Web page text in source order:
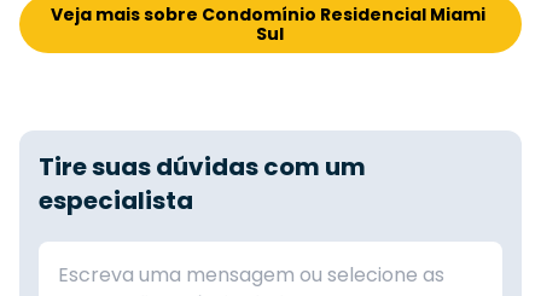
Veja mais sobre Condomínio Residencial Miami
Sul
Tire suas dúvidas com um
especialista